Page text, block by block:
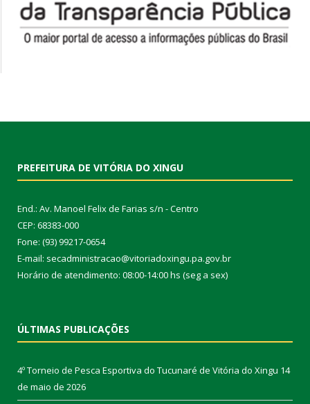
PREFEITURA DE VITÓRIA DO XINGU
End.: Av. Manoel Felix de Farias s/n - Centro
CEP: 68383-000
Fone: (93) 99217-0654
E-mail: secadministracao@vitoriadoxingu.pa.gov.br
Horário de atendimento: 08:00-14:00 hs (seg a sex)
ÚLTIMAS PUBLICAÇÕES
4º Torneio de Pesca Esportiva do Tucunaré de Vitória do Xingu 14
de maio de 2026